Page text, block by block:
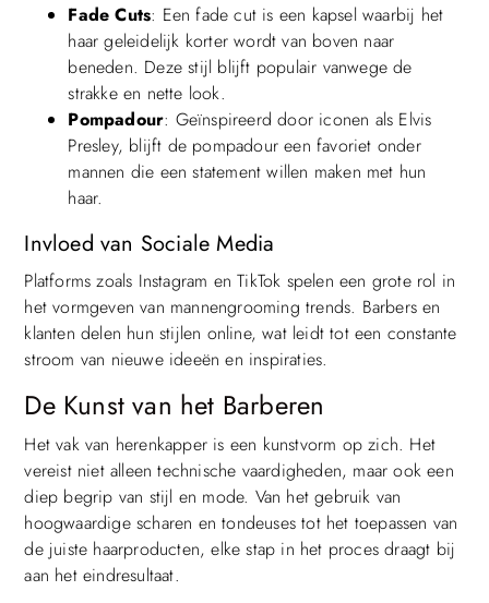
Fade Cuts: Een fade cut is een kapsel waarbij het
haar geleidelijk korter wordt van boven naar
beneden. Deze stijl blijft populair vanwege de
strakke en nette look.
Pompadour: Geïnspireerd door iconen als Elvis
Presley, blijft de pompadour een favoriet onder
mannen die een statement willen maken met hun
haar.
Invloed van Sociale Media
Platforms zoals Instagram en TikTok spelen een grote rol in
het vormgeven van mannengrooming trends. Barbers en
klanten delen hun stijlen online, wat leidt tot een constante
stroom van nieuwe ideeën en inspiraties.
De Kunst van het Barberen
Het vak van herenkapper is een kunstvorm op zich. Het
vereist niet alleen technische vaardigheden, maar ook een
diep begrip van stijl en mode. Van het gebruik van
hoogwaardige scharen en tondeuses tot het toepassen van
de juiste haarproducten, elke stap in het proces draagt bij
aan het eindresultaat.